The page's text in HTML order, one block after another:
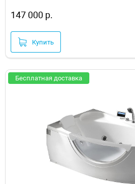
147 000 р.
Купить
Бесплатная доставка